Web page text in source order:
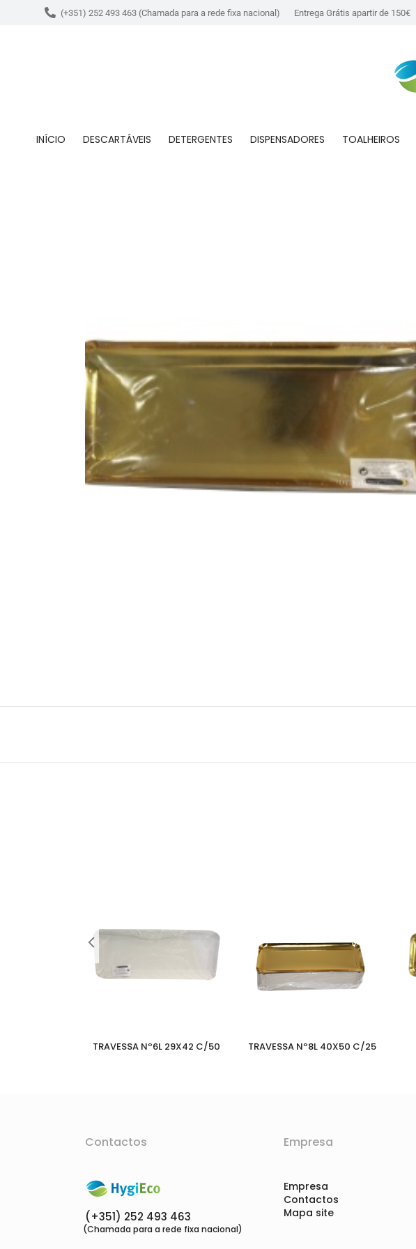
(+351) 252 493 463 (Chamada para a rede fixa nacional) Entrega Grátis apartir de 150€
INÍCIO DESCARTÁVEIS DETERGENTES DISPENSADORES TOALHEIROS
TRAVESSA Nº6L 29X42 C/50 TRAVESSA Nº8L 40X50 C/25
Contactos
(+351) 252 493 463
(Chamada para a rede fixa nacional)
Empresa
Empresa
Contactos
Mapa site